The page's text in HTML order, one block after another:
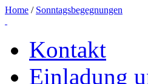
Home / Sonntagsbegegnungen
Kontakt
Einladung